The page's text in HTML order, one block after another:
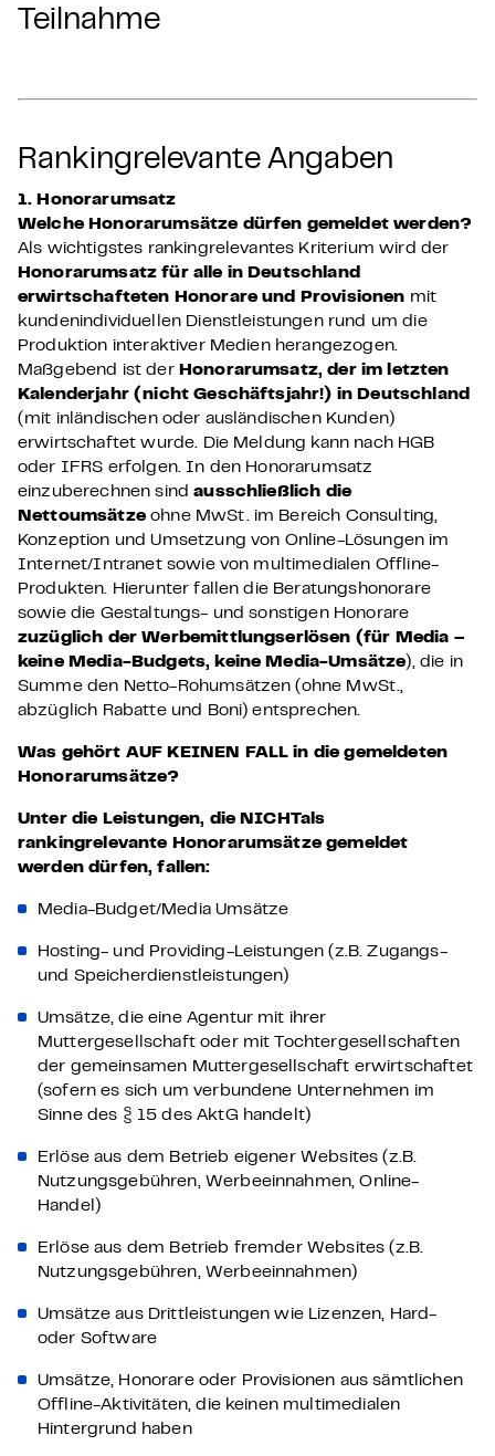
Teilnahme
Rankingrelevante Angaben
1. Honorarumsatz
Welche Honorarumsätze dürfen gemeldet werden?
Als wichtigstes rankingrelevantes Kriterium wird der
Honorarumsatz für alle in Deutschland
erwirtschafteten Honorare und Provisionen mit
kundenindividuellen Dienstleistungen rund um die
Produktion interaktiver Medien herangezogen.
Maßgebend ist der Honorarumsatz, der im letzten
Kalenderjahr (nicht Geschäftsjahr!) in Deutschland
(mit inländischen oder ausländischen Kunden)
erwirtschaftet wurde. Die Meldung kann nach HGB
oder IFRS erfolgen. In den Honorarumsatz
einzuberechnen sindausschließlich die
Nettoumsätzeohne MwSt. im Bereich Consulting,
Konzeption und Umsetzung von Online-Lösungen im
Internet/Intranet sowie von multimedialen Offline-
Produkten. Hierunter fallen die Beratungshonorare
sowie die Gestaltungs- und sonstigen Honorare
zuzüglich der Werbemittlungserlösen (für Media –
keine Media-Budgets, keine Media-Umsätze), die in
Summe den Netto-Rohumsätzen (ohne MwSt.,
abzüglich Rabatte und Boni) entsprechen.
Was gehört AUF KEINEN FALL in die gemeldeten
Honorarumsätze?
Unter die Leistungen, die NICHTals
rankingrelevante Honorarumsätze gemeldet
werden dürfen, fallen:
Media-Budget/Media Umsätze
Hosting- und Providing-Leistungen (z.B. Zugangs-
und Speicherdienstleistungen)
Umsätze, die eine Agentur mit ihrer
Muttergesellschaft oder mit Tochtergesellschaften
der gemeinsamen Muttergesellschaft erwirtschaftet
(sofern es sich um verbundene Unternehmen im
Sinne des § 15 des AktG handelt)
Erlöse aus dem Betrieb eigener Websites (z.B.
Nutzungsgebühren, Werbeeinnahmen, Online-
Handel)
Erlöse aus dem Betrieb fremder Websites (z.B.
Nutzungsgebühren, Werbeeinnahmen)
Umsätze aus Drittleistungen wie Lizenzen, Hard-
oder Software
Umsätze, Honorare oder Provisionen aus sämtlichen
Offline-Aktivitäten, die keinen multimedialen
Hintergrund haben